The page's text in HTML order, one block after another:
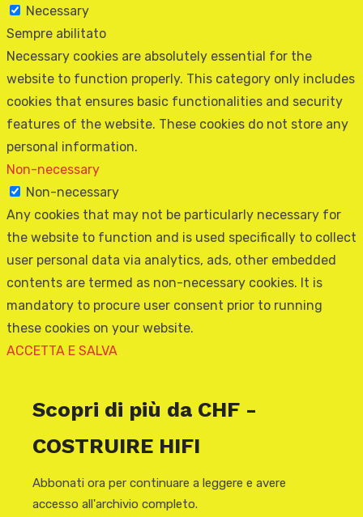
Necessary
Sempre abilitato
Necessary cookies are absolutely essential for the
website to function properly. This category only includes
cookies that ensures basic functionalities and security
features of the website. These cookies do not store any
personal information.
Non-necessary
Non-necessary
Any cookies that may not be particularly necessary for
the website to function and is used specifically to collect
user personal data via analytics, ads, other embedded
contents are termed as non-necessary cookies. It is
mandatory to procure user consent prior to running
these cookies on your website.
ACCETTA E SALVA
Scopri di più da CHF -
COSTRUIRE HIFI
Abbonati ora per continuare a leggere e avere
accesso all'archivio completo.